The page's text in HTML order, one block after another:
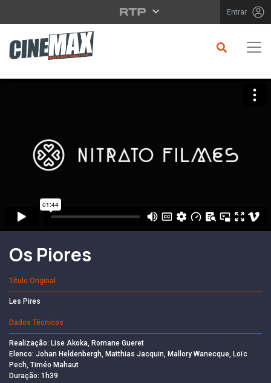
Saltar para o conteúdo principal Entrar
Filme em Cartaz
Os Piores
Título Original
Les Pires
Dados Técnicos
Realização: Lise Akoka, Romane Gueret
Elenco: Johan Heldenbergh, Matthias Jacquin, Mallory Wanecque, Loïc
Pech, Timéo Mahaut
Duração: 1h39